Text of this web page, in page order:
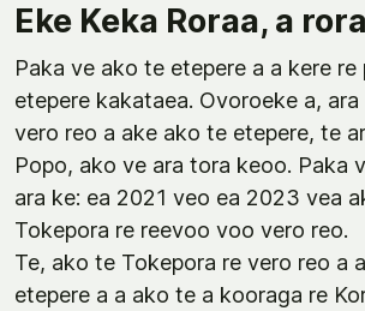
Eke Keka Roraa, a
Paka ve ako te etepere a a kere re
etepere kakataea. Ovoroeke a,
vero reo a ake ako te etepere, te
Popo, ako ve ara tora keoo. Paka
ara ke: ea 2021 veo ea 2023 vea
Tokepora re reevoo voo vero reo.
Te, ako te Tokepora re vero reo a
etepere a a ako te a kooraga re